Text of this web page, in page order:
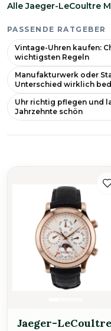
Alle Jaeger-LeCoultre
PASSENDE RATGEBER
Vintage-Uhren kaufen:
wichtigsten Regeln
Manufakturwerk oder
Unterschied wirklich
Uhr richtig pflegen und
Jahrzehnte schön
Jaeger-LeCoultre